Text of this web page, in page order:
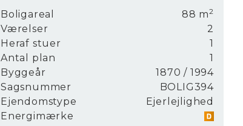
Boligareal 88 m2
Værelser
2
Heraf stuer
1
Antal plan
1
Byggeår
1870 / 1994
Sagsnummer
BOLIG394
Ejendomstype
Ejerlejlighed
Energimærke